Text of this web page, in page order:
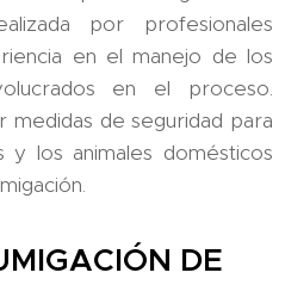
por profesionales
en el manejo de los
en el proceso.
de seguridad para
los animales domésticos
DE